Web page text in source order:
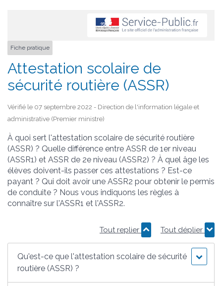
Fiche pratique
Attestation scolaire de
sécurité routière (ASSR)
Vérifié le 07 septembre 2022 - Direction de l'information légale et
administrative (Premier ministre)
À quoi sert l'attestation scolaire de sécurité routière
(ASSR) ? Quelle différence entre ASSR de 1 er niveau
(ASSR1) et ASSR de 2e niveau (ASSR2) ? À quel âge les
élèves doivent-ils passer ces attestations ? Est-ce
payant ? Qui doit avoir une ASSR2 pour obtenir le permis
de conduite ? Nous vous indiquons les règles à
connaître sur l'ASSR1 et l'ASSR2.
Tout replier Tout déplier
Qu'est-ce que l'attestation scolaire de sécurité
routière (ASSR) ?